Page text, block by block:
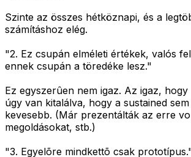
Szinte az összes hétköznapi, és a
számításhoz elég.
"2. Ez csupán elméleti értékek, valós
ennek csupán a töredéke lesz."
Ez egyszerûen nem igaz. Az igaz,
úgy van kitalálva, hogy a sustained
kevesebb. (Már prezentálták az erre
megoldásokat, stb.)
"3. Egyelõre mindkettõ csak